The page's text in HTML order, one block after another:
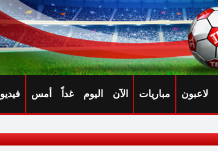
لاعبون مباريات الآن اليوم غداً أمس فيديو